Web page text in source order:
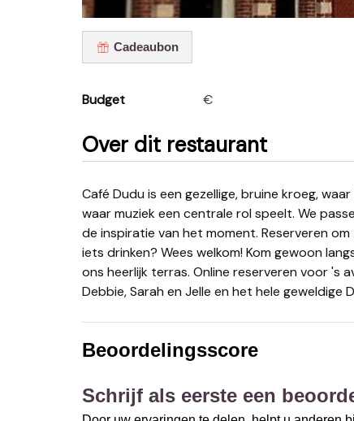
Cadeaubon
Budget €
Over dit restaurant
Café Dudu is een gezellige, bruine kroeg, waar iedereen welkom is voor een drankje of lekkere hap en
waar muziek een centrale rol speelt. We
de inspiratie van het moment. Reserveren
iets drinken? Wees welkom! Kom gewoon
ons heerlijk terras. Online reserveren voor 's
Debbie, Sarah en Jelle en het hele geweldige
Beoordelingsscore
Schrijf als eerste een